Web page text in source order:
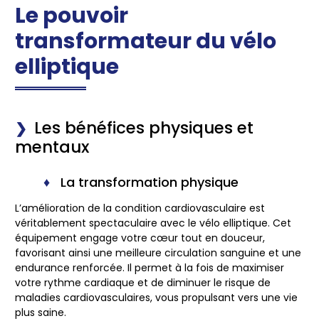
Le pouvoir
transformateur du vélo
elliptique
Les bénéfices physiques et
mentaux
La transformation physique
L’amélioration de la condition cardiovasculaire est
véritablement spectaculaire avec le vélo elliptique. Cet
équipement engage votre cœur tout en douceur,
favorisant ainsi une meilleure circulation sanguine et une
endurance renforcée. Il permet à la fois de maximiser
votre rythme cardiaque et de diminuer le risque de
maladies cardiovasculaires, vous propulsant vers une vie
plus saine.